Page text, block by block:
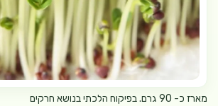
מארז כ- 90 גרם. בפיקוח הלכתי בנושא חרקים